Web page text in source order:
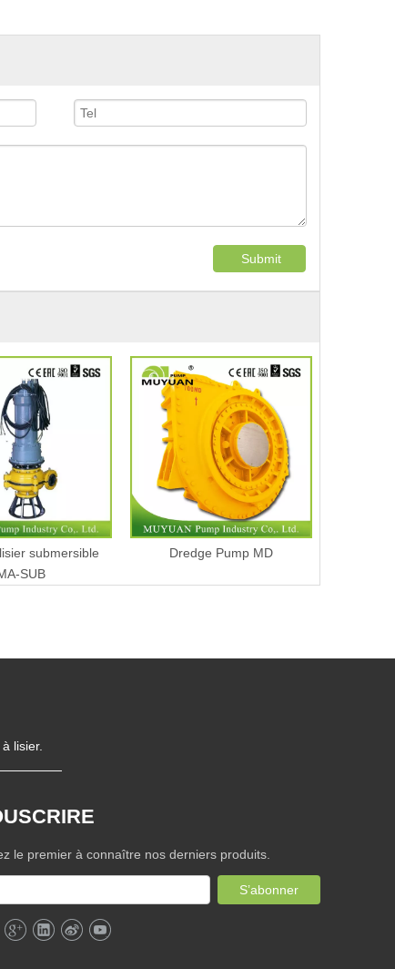
Submit
Dredge Pump MD
lisier.
le premier à connaître nos derniers produits.
S’abonner